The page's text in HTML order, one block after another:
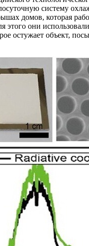
систему
домов, которая
этого они
остужает объект,